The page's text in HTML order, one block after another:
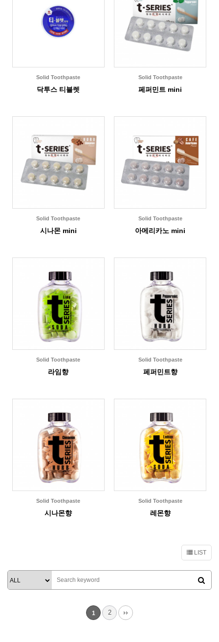
Solid Toothpaste
닥투스 티블렛
Solid Toothpaste
페퍼민트 mini
Solid Toothpaste
시나몬 mini
Solid Toothpaste
아메리카노 mini
Solid Toothpaste
라임향
Solid Toothpaste
페퍼민트향
Solid Toothpaste
시나몬향
Solid Toothpaste
레몬향
LIST
1 2